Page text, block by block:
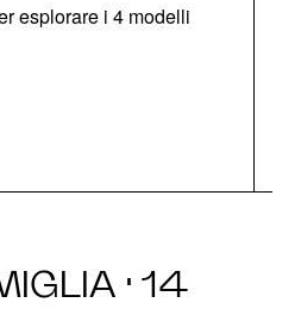
esplorare i 4 modelli
· 14